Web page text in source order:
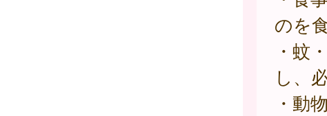
のを
・蚊
し、
・動